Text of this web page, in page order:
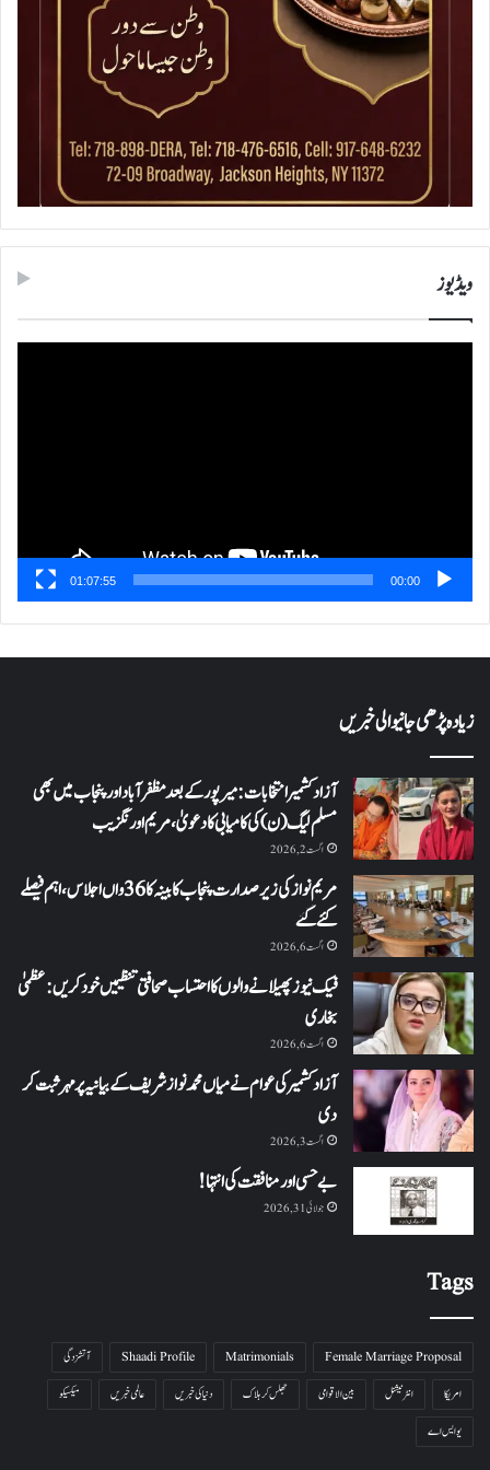
ویڈیوز
00:00
01:07:55
زیادہ پڑھی جانیوالی خبریں
آزاد کشمیر انتخابات: میرپور کے بعد مظفرآباد اور پنجاب میں بھی
مسلم لیگ (ن) کی کامیابی کا دعویٰ، مریم اورنگزیب
اگست 2, 2026
مریم نواز کی زیر صدارت پنجاب کابینہ کا 36واں اجلاس،اہم فیصلے
کئے گئے
اگست 6, 2026
فیک نیوز پھیلانے والوں کا احتساب صحافتی تنظیمیں خود کریں: عظمیٰ
بخاری
اگست 6, 2026
آزاد کشمیر کی عوام نے میاں محمد نواز شریف کے بیانیہ پر مہر ثبت کر
دی
اگست 3, 2026
بے حسی اور منافقت کی انتہا !
جولائی 31, 2026
Tags
Female Marriage Proposal
Matrimonials
Shaadi Profile
آتشزدگی
امریکا
انٹرنیشنل بین الاقوامی جھلس کر ہلاک دنیا کی خبریں عالمی خبریں
میکسیکو
یو ایس اے